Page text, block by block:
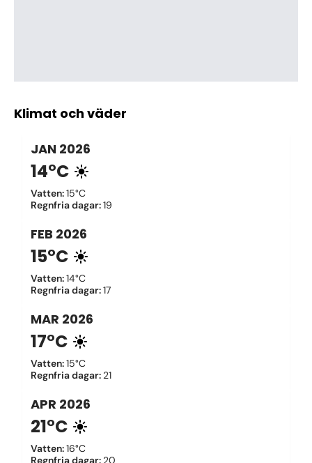
Klimat och väder
JAN 2026
14°C
Vatten:15°C
Regnfria dagar:19
FEB 2026
15°C
Vatten:14°C
Regnfria dagar:17
MAR 2026
17°C
Vatten:15°C
Regnfria dagar: 21
APR 2026
21°C
Vatten:16°C
Regnfria dagar: 20